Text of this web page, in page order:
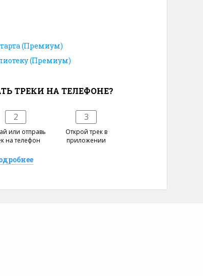
(Премиум)
(Премиум)
ТРЕКИ НА ТЕЛЕФОНЕ?
2
или отправь
на телефон
3
Открой трек в
приложении